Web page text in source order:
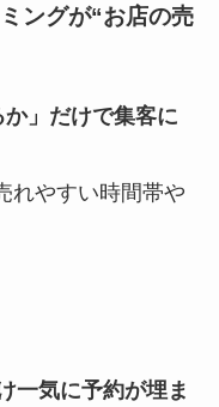
ングが“お店の売
か」だけで集客に
れやすい時間帯や
一気に予約が埋ま